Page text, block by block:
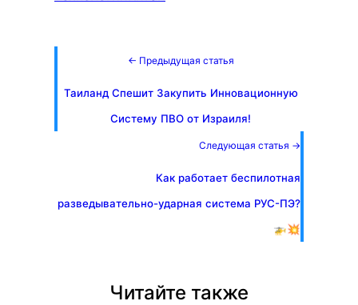
← Предыдущая статья
Таиланд Спешит Закупить Инновационную
Систему ПВО от Израиля!
Следующая статья →
Как работает беспилотная
разведывательно-ударная система РУС-ПЭ?
🚁💥
Читайте также